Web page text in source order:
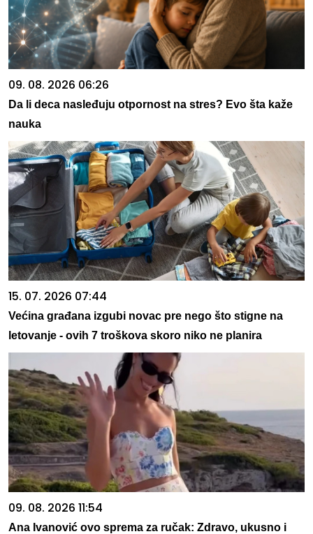
09. 08. 2026 06:26
Da li deca nasleđuju otpornost na stres? Evo šta kaže
nauka
15. 07. 2026 07:44
Većina građana izgubi novac pre nego što stigne na
letovanje - ovih 7 troškova skoro niko ne planira
09. 08. 2026 11:54
Ana Ivanović ovo sprema za ručak: Zdravo, ukusno i